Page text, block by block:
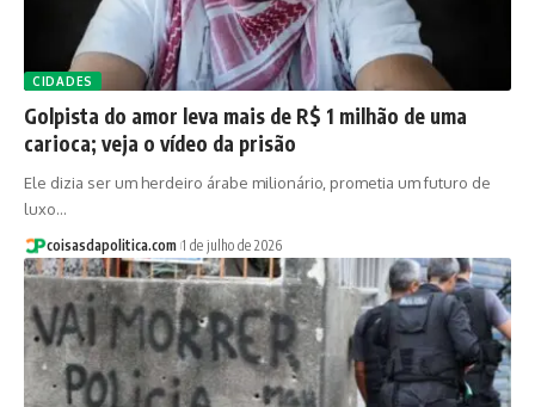
CIDADES
Golpista do amor leva mais de R$ 1 milhão de uma
carioca; veja o vídeo da prisão
Ele dizia ser um herdeiro árabe milionário, prometia um futuro de
luxo…
coisasdapolitica.com 1 de julho de 2026